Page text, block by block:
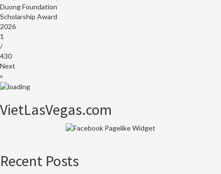
Duong Foundation
Scholarship Award
2026
1
/
430
Next
»
VietLasVegas.com
Recent Posts